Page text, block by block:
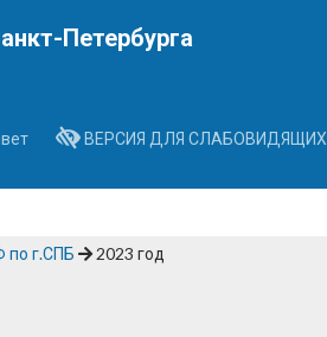
Петербурга
ВЕРСИЯ ДЛЯ СЛАБОВИДЯЩИХ
г.СПБ 2023 год